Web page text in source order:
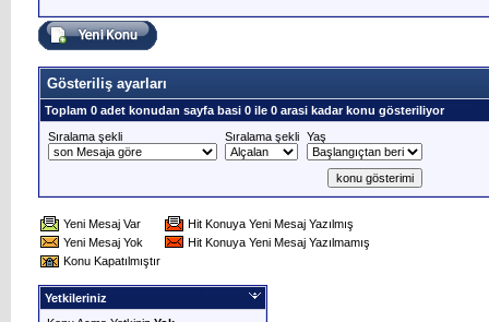
Gösteriliş ayarları
Toplam 0 adet konudan sayfa basi 0 ile 0 arasi kadar konu gösteriliyor
Sıralama şekli
Sıralama şekli Yaş
Yeni Mesaj Var
Hit Konuya Yeni Mesaj Yazılmış
Yeni Mesaj Yok
Hit Konuya Yeni Mesaj Yazılmamış
Konu Kapatılmıştır
Yetkileriniz